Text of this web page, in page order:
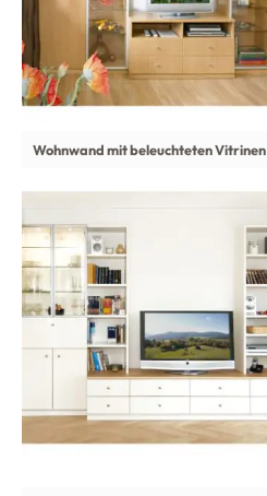
Wohnwand mit beleuchteten Vitrinen